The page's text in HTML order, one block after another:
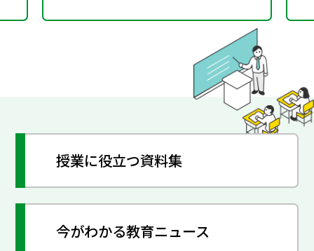
授業に役立つ資料集
今がわかる教育ニュース